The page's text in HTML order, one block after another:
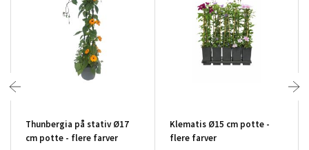
Thunbergia på stativ Ø17
cm potte - flere farver
Klematis Ø15 cm potte -
flere farver